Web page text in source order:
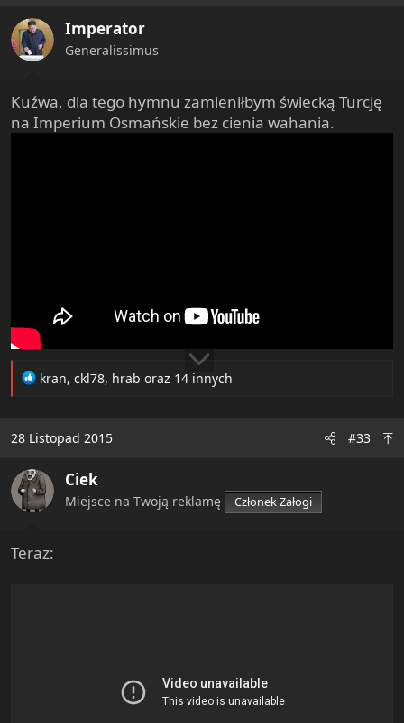
o
n
s
Imperator
Generalissimus
Kuźwa, dla tego hymnu zamieniłbym świecką Turcję
na Imperium Osmańskie bez cienia wahania.
R
t
o
n
s
kran, ckl78, hrab oraz 14 innych
28 Listopad 2015 #33
Ciek
Miejsce na Twoją reklamę Członek Załogi
Teraz: